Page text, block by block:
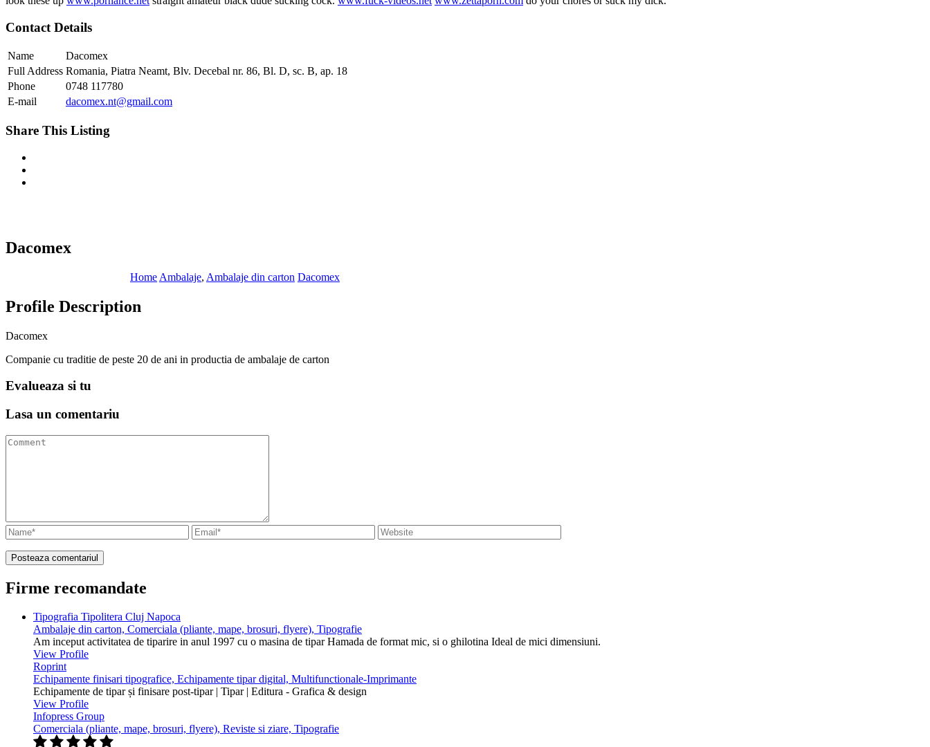
Contact Details
Name
Dacomex
Full Address Romania, Piatra Neamt, Blv. Decebal nr. 86, Bl. D, sc. B, ap. 18
Phone
0748 117780
E-mail
dacomex.nt@gmail.com
Share This Listing
Dacomex
Home Ambalaje, Ambalaje din carton Dacomex
Profile Description
Dacomex
Companie cu traditie de peste 20 de ani in productia de ambalaje de carton
Evalueaza si tu
Lasa un comentariu
Firme recomandate
Tipografia Tipolitera Cluj Napoca
Ambalaje din carton, Comerciala (pliante, mape, brosuri, flyere), Tipografie
Am inceput activitatea de tiparire in anul 1997 cu o masina de tipar Hamada de format mic, si o ghilotina Ideal de mici dimensiuni.
View Profile
Roprint
Echipamente finisari tipografice, Echipamente tipar digital, Multifunctionale-Imprimante
Echipamente de tipar și finisare post-tipar | Tipar | Editura - Grafica & design
View Profile
Infopress Group
Comerciala (pliante, mape, brosuri, flyere), Reviste si ziare, Tipografie